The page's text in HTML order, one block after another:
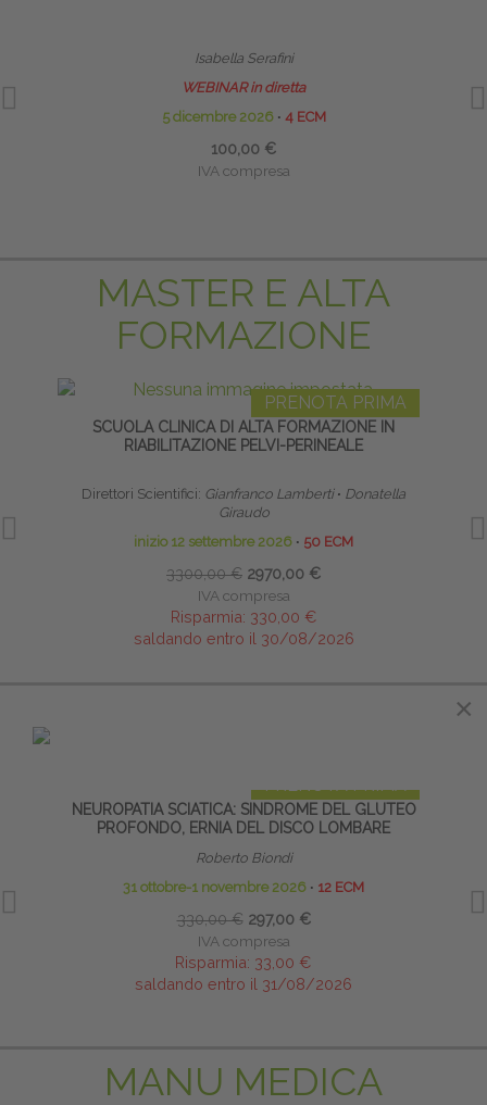
Isabella Serafini
WEBINAR in diretta
5 dicembre 2026 ∙ 4 ECM
100,00 €
IVA compresa
MASTER E ALTA
FORMAZIONE
PRENOTA PRIMA
SCUOLA CLINICA DI ALTA FORMAZIONE IN
RIABILITAZIONE PELVI-PERINEALE
Direttori Scientifici: Gianfranco Lamberti ∙ Donatella
Giraudo
inizio 12 settembre 2026 ∙ 50 ECM
3300,00 € 2970,00 €
IVA compresa
Risparmia: 330,00 €
saldando entro il 30/08/2026
PRENOTA PRIMA
NEUROPATIA SCIATICA: SINDROME DEL GLUTEO
PROFONDO, ERNIA DEL DISCO LOMBARE
Roberto Biondi
31 ottobre-1 novembre 2026 ∙ 12 ECM
330,00 € 297,00 €
IVA compresa
Risparmia: 33,00 €
saldando entro il 31/08/2026
MANU MEDICA
×
×